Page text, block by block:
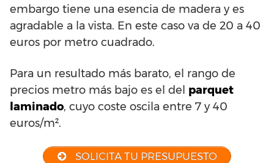
embargo tiene una esencia de madera y es
agradable a la vista. En este caso va de 20 a 40
euros por metro cuadrado.
Para un resultado más barato, el rango de
precios metro más bajo es el del parquet
laminado, cuyo coste oscila entre 7 y 40
euros/m².
SOLICITA TU PRESUPUESTO